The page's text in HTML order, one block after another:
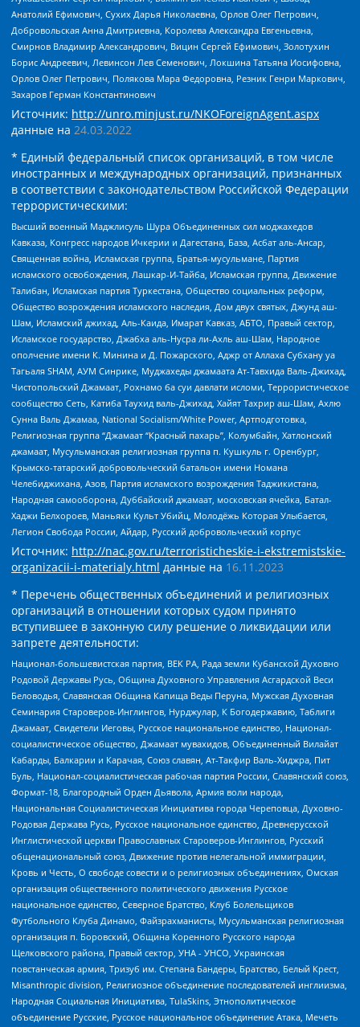
Анатолий Ефимович, Сухих Дарья Николаевна, Орлов Олег Петрович,
Добровольская Анна Дмитриевна, Королева Александра Евгеньевна,
Смирнов Владимир Александрович, Вицин Сергей Ефимович, Золотухин
Борис Андреевич, Левинсон Лев Семенович, Локшина Татьяна Иосифовна,
Орлов Олег Петрович, Полякова Мара Федоровна, Резник Генри Маркович,
Захаров Герман Константинович
Источник: http://unro.minjust.ru/NKOForeignAgent.aspx
данные на 24.03.2022
* Единый федеральный список организаций, в том числе
иностранных и международных организаций, признанных
в соответствии с законодательством Российской Федерации
террористическими:
Высший военный Маджлисуль Шура Объединенных сил моджахедов
Кавказа, Конгресс народов Ичкерии и Дагестана, База, Асбат аль-Ансар,
Священная война, Исламская группа, Братья-мусульмане, Партия
исламского освобождения, Лашкар-И-Тайба, Исламская группа, Движение
Талибан, Исламская партия Туркестана, Общество социальных реформ,
Общество возрождения исламского наследия, Дом двух святых, Джунд аш-
Шам, Исламский джихад, Аль-Каида, Имарат Кавказ, АБТО, Правый сектор,
Исламское государство, Джабха аль-Нусра ли-Ахль аш-Шам, Народное
ополчение имени К. Минина и Д. Пожарского, Аджр от Аллаха Субхану уа
Тагьаля SHAM, АУМ Синрике, Муджахеды джамаата Ат-Тавхида Валь-Джихад,
Чистопольский Джамаат, Рохнамо ба суи давлати исломи, Террористическое
сообщество Сеть, Катиба Таухид валь-Джихад, Хайят Тахрир аш-Шам, Ахлю
Сунна Валь Джамаа, National Socialism/White Power, Артподготовка,
Религиозная группа “Джамаат “Красный пахарь”, Колумбайн, Хатлонский
джамаат, Мусульманская религиозная группа п. Кушкуль г. Оренбург,
Крымско-татарский добровольческий батальон имени Номана
Челебиджихана, Азов, Партия исламского возрождения Таджикистана,
Народная самооборона, Дуббайский джамаат, московская ячейка, Батал-
Хаджи Белхороев, Маньяки Культ Убийц, Молодёжь Которая Улыбается,
Легион Свобода России, Айдар, Русский добровольческий корпус
Источник: http://nac.gov.ru/terroristicheskie-i-ekstremistskie-
organizacii-i-materialy.html данные на 16.11.2023
* Перечень общественных объединений и религиозных
организаций в отношении которых судом принято
вступившее в законную силу решение о ликвидации или
запрете деятельности:
Национал-большевистская партия, ВЕК РА, Рада земли Кубанской Духовно
Родовой Державы Русь, Община Духовного Управления Асгардской Веси
Беловодья, Славянская Община Капища Веды Перуна, Мужская Духовная
Семинария Староверов-Инглингов, Нурджулар, К Богодержавию, Таблиги
Джамаат, Свидетели Иеговы, Русское национальное единство, Национал-
социалистическое общество, Джамаат мувахидов, Объединенный Вилайат
Кабарды, Балкарии и Карачая, Союз славян, Ат-Такфир Валь-Хиджра, Пит
Буль, Национал-социалистическая рабочая партия России, Славянский союз,
Формат-18, Благородный Орден Дьявола, Армия воли народа,
Национальная Социалистическая Инициатива города Череповца, Духовно-
Родовая Держава Русь, Русское национальное единство, Древнерусской
Инглистической церкви Православных Староверов-Инглингов, Русский
общенациональный союз, Движение против нелегальной иммиграции,
Кровь и Честь, О свободе совести и о религиозных объединениях, Омская
организация общественного политического движения Русское
национальное единство, Северное Братство, Клуб Болельщиков
Футбольного Клуба Динамо, Файзрахманисты, Мусульманская религиозная
организация п. Боровский, Община Коренного Русского народа
Щелковского района, Правый сектор, УНА - УНСО, Украинская
повстанческая армия, Тризуб им. Степана Бандеры, Братство, Белый Крест,
Misanthropic division, Религиозное объединение последователей инглиизма,
Народная Социальная Инициатива, TulaSkins, Этнополитическое
объединение Русские, Русское национальное объединение Атака, Мечеть